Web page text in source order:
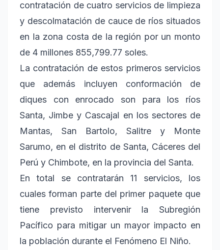
contratación de cuatro servicios de limpieza
y descolmatación de cauce de ríos situados
en la zona costa de la región por un monto
de 4 millones 855,799.77 soles.
La contratación de estos primeros servicios
que además incluyen conformación de
diques con enrocado son para los ríos
Santa, Jimbe y Cascajal en los sectores de
Mantas, San Bartolo, Salitre y Monte
Sarumo, en el distrito de Santa, Cáceres del
Perú y Chimbote, en la provincia del Santa.
En total se contratarán 11 servicios, los
cuales forman parte del primer paquete que
tiene previsto intervenir la Subregión
Pacífico para mitigar un mayor impacto en
la población durante el Fenómeno El Niño.